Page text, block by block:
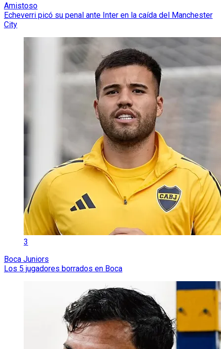
Amistoso
Echeverri picó su penal ante Inter en la caída del Manchester
City
3
Boca Juniors
Los 5 jugadores borrados en Boca